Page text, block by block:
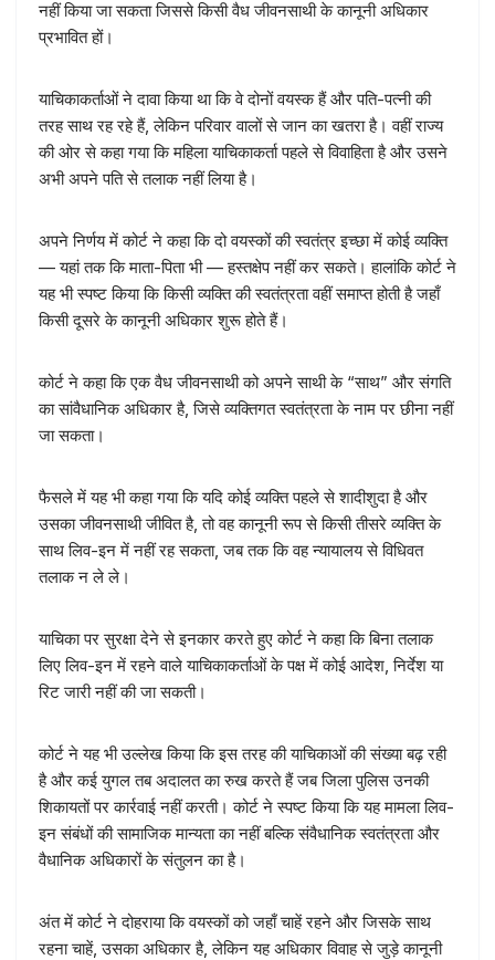
नहीं किया जा सकता जिससे किसी वैध जीवनसाथी के कानूनी अधिकार
प्रभावित हों।
याचिकाकर्ताओं ने दावा किया था कि वे दोनों वयस्क हैं और पति-पत्नी की
तरह साथ रह रहे हैं, लेकिन परिवार वालों से जान का खतरा है। वहीं राज्य
की ओर से कहा गया कि महिला याचिकाकर्ता पहले से विवाहिता है और उसने
अभी अपने पति से तलाक नहीं लिया है।
अपने निर्णय में कोर्ट ने कहा कि दो वयस्कों की स्वतंत्र इच्छा में कोई व्यक्ति
— यहां तक कि माता-पिता भी — हस्तक्षेप नहीं कर सकते। हालांकि कोर्ट ने
यह भी स्पष्ट किया कि किसी व्यक्ति की स्वतंत्रता वहीं समाप्त होती है जहाँ
किसी दूसरे के कानूनी अधिकार शुरू होते हैं।
कोर्ट ने कहा कि एक वैध जीवनसाथी को अपने साथी के “साथ” और संगति
का सांवैधानिक अधिकार है, जिसे व्यक्तिगत स्वतंत्रता के नाम पर छीना नहीं
जा सकता।
फैसले में यह भी कहा गया कि यदि कोई व्यक्ति पहले से शादीशुदा है और
उसका जीवनसाथी जीवित है, तो वह कानूनी रूप से किसी तीसरे व्यक्ति के
साथ लिव-इन में नहीं रह सकता, जब तक कि वह न्यायालय से विधिवत
तलाक न ले ले।
याचिका पर सुरक्षा देने से इनकार करते हुए कोर्ट ने कहा कि बिना तलाक
लिए लिव-इन में रहने वाले याचिकाकर्ताओं के पक्ष में कोई आदेश, निर्देश या
रिट जारी नहीं की जा सकती।
कोर्ट ने यह भी उल्लेख किया कि इस तरह की याचिकाओं की संख्या बढ़ रही
है और कई युगल तब अदालत का रुख करते हैं जब जिला पुलिस उनकी
शिकायतों पर कार्रवाई नहीं करती। कोर्ट ने स्पष्ट किया कि यह मामला लिव-
इन संबंधों की सामाजिक मान्यता का नहीं बल्कि संवैधानिक स्वतंत्रता और
वैधानिक अधिकारों के संतुलन का है।
अंत में कोर्ट ने दोहराया कि वयस्कों को जहाँ चाहें रहने और जिसके साथ
रहना चाहें, उसका अधिकार है, लेकिन यह अधिकार विवाह से जुड़े कानूनी